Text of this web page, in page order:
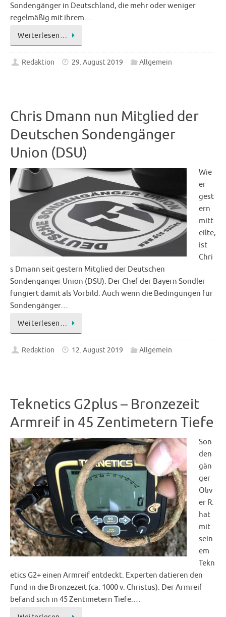
Sondengänger in Deutschland, die mehr oder weniger
regelmäßig mit ihrem…
Weiterlesen…
Redaktion 29. August 2019 Allgemein
Chris Dmann nun Mitglied der
Deutschen Sondengänger
Union (DSU)
Wie
er
gest
ern
mitt
eilte,
ist
Chri
s Dmann seit gestern Mitglied der Deutschen
Sondengänger Union (DSU). Der Chef der Bayern Sondler
fungiert damit als Vorbild. Auch wenn die Bedingungen für
Sondengänger…
Weiterlesen…
Redaktion 12. August 2019 Allgemein
Teknetics G2plus – Bronzezeit
Armreif in 45 Zentimetern Tiefe
Son
den
gän
ger
Oliv
er R.
hat
mit
sein
em
Tekn
etics G2+ einen Armreif entdeckt. Experten datieren den
Fund in die Bronzezeit (ca. 1000 v. Christus). Der Armreif
befand sich in 45 Zentimetern Tiefe.…